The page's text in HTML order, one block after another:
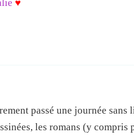
♥
passé une journée sans
les romans (y compris